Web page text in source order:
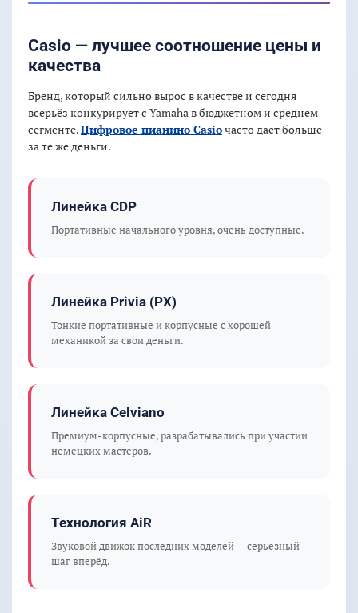
Casio — лучшее соотношение цены и
качества
Бренд, который сильно вырос в качестве и сегодня
всерьёз конкурирует с Yamaha в бюджетном и среднем
сегменте.Цифровое пианино Casioчасто даёт больше
за те же деньги.
Линейка CDP
Портативные начального уровня, очень доступные.
Линейка Privia (PX)
Тонкие портативные и корпусные с хорошей
механикой за свои деньги.
Линейка Celviano
Премиум-корпусные, разрабатывались при участии
немецких мастеров.
Технология AiR
Звуковой движок последних моделей — серьёзный
шаг вперёд.